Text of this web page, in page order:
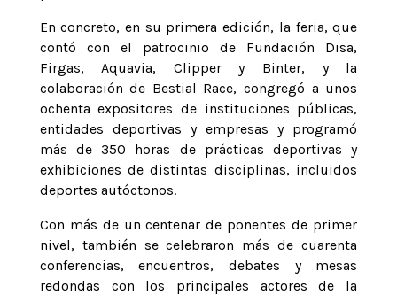
En concreto, en su primera edición, la feria, que
contó con el patrocinio de Fundación Disa,
Firgas, Aquavia, Clipper y Binter, y la
colaboración de Bestial Race, congregó a unos
ochenta expositores de instituciones públicas,
entidades deportivas y empresas y programó
más de 350 horas de prácticas deportivas y
exhibiciones de distintas disciplinas, incluidos
deportes autóctonos.
Con más de un centenar de ponentes de primer
nivel, también se celebraron más de cuarenta
conferencias, encuentros, debates y mesas
redondas con los principales actores de la